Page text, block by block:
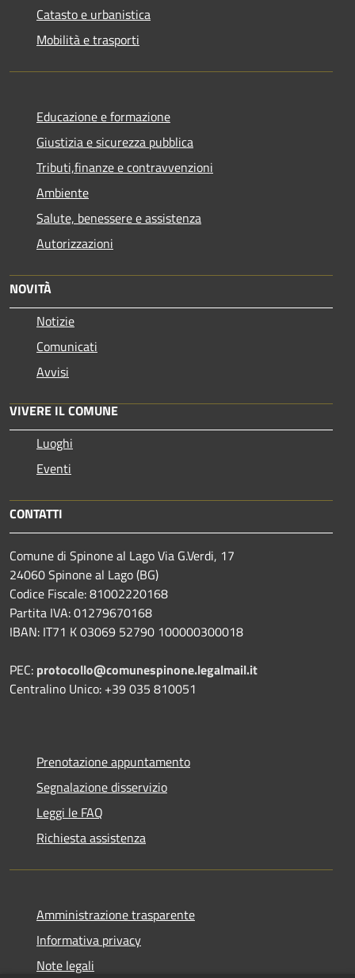
Catasto e urbanistica
Mobilità e trasporti
Educazione e formazione
Giustizia e sicurezza pubblica
Tributi,finanze e contravvenzioni
Ambiente
Salute, benessere e assistenza
Autorizzazioni
NOVITÀ
Notizie
Comunicati
Avvisi
VIVERE IL COMUNE
Luoghi
Eventi
CONTATTI
Comune di Spinone al Lago Via G.Verdi, 17
24060 Spinone al Lago (BG)
Codice Fiscale: 81002220168
Partita IVA: 01279670168
IBAN: IT71 K 03069 52790 100000300018
PEC: protocollo@comunespinone.legalmail.it
Centralino Unico: +39 035 810051
Prenotazione appuntamento
Segnalazione disservizio
Leggi le FAQ
Richiesta assistenza
Amministrazione trasparente
Informativa privacy
Note legali